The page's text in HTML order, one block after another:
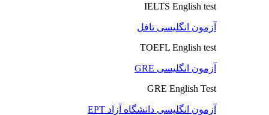
IELTS English test
آزمون انگلیسی تافل
TOEFL English test
آزمون انگلیسی GRE
GRE English Test
آزمون انگلیسی دانشگاه آزاد EPT